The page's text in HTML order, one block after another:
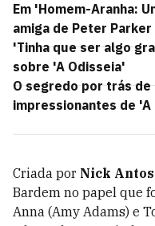
Em 'Homem-Aranha:
amiga de Peter Parker
'Tinha que ser algo
sobre 'A Odisseia'
O segredo por trás de
impressionantes de 'A
Criada por Nick
Bardem no papel que
Anna (Amy Adams) e